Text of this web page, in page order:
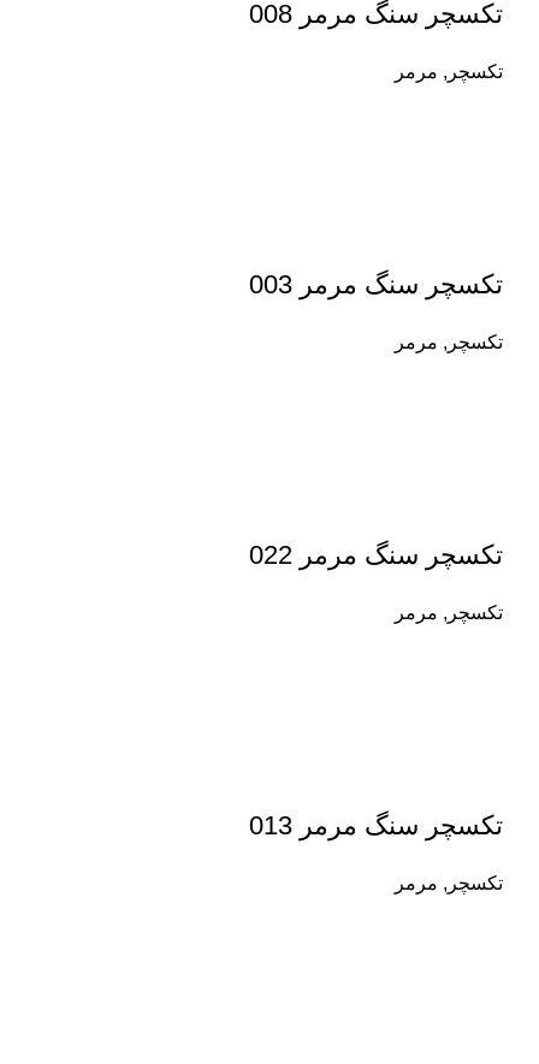
تکسچر سنگ مرمر 008
تکسچر , مرمر
تکسچر سنگ مرمر 003
تکسچر , مرمر
تکسچر سنگ مرمر 022
تکسچر , مرمر
تکسچر سنگ مرمر 013
تکسچر , مرمر